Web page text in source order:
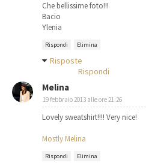
Che bellissime foto!!!
Bacio
Ylenia
Rispondi Elimina
Risposte
Rispondi
Melina
19 febbraio 2013 alle ore 21:26
Lovely sweatshirt!!!! Very nice!
Mostly Melina
Rispondi Elimina